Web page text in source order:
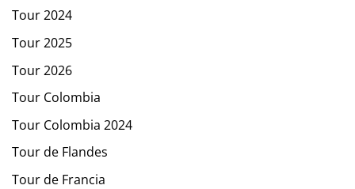
Tour 2024
Tour 2025
Tour 2026
Tour Colombia
Tour Colombia 2024
Tour de Flandes
Tour de Francia